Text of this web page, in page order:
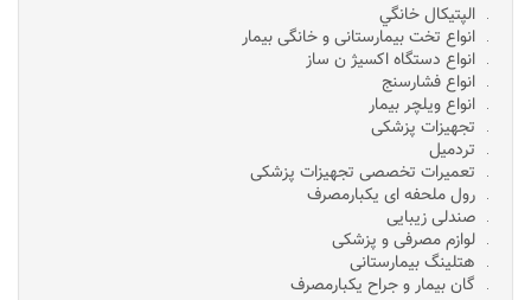
الپتيکال خانگي
انواع تخت بیمارستانی و خانگی بیمار
انواع دستگاه اکسیژ ن ساز
انواع فشارسنج
انواع ویلچر بیمار
تجهیزات پزشکی
تردمیل
تعمیرات تخصصی تجهیزات پزشکی
رول ملحفه ای یکبارمصرف
صندلی زیبایی
لوازم مصرفی و پزشکی
هتلینگ بیمارستانی
گان بیمار و جراح یکبارمصرف